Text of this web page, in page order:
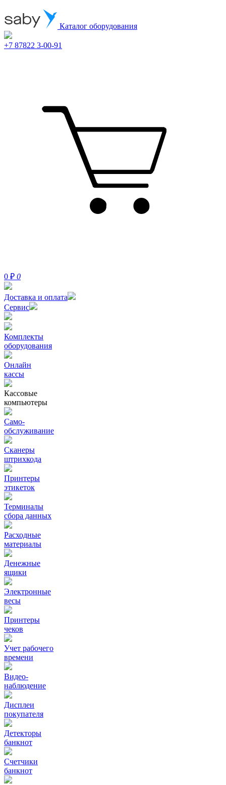
Каталог оборудования
+7 87822 3-00-91
0 ₽ 0
Доставка и оплата
Сервис
Комплекты
оборудования
Онлайн
кассы
Кассовые
компьютеры
Само-
обслуживание
Сканеры
штрихкода
Принтеры
этикеток
Терминалы
сбора данных
Расходные
материалы
Денежные
ящики
Электронные
весы
Принтеры
чеков
Учет рабочего
времени
Видео‑
наблюдение
Дисплеи
покупателя
Детекторы
банкнот
Счетчики
банкнот